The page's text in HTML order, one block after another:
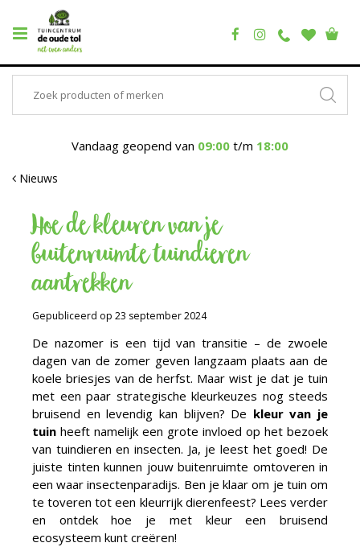
Vandaag geopend van 09:00 t/m 18:00
Nieuws
Hoe de kleuren van je
buitenruimte tuindieren
aantrekken
Gepubliceerd op 23 september 2024
De nazomer is een tijd van transitie – de zwoele
dagen van de zomer geven langzaam plaats aan de
koele briesjes van de herfst. Maar wist je dat je tuin
met een paar strategische kleurkeuzes nog steeds
bruisend en levendig kan blijven? De kleur van je
tuin heeft namelijk een grote invloed op het bezoek
van tuindieren en insecten. Ja, je leest het goed! De
juiste tinten kunnen jouw buitenruimte omtoveren in
een waar insectenparadijs. Ben je klaar om je tuin om
te toveren tot een kleurrijk dierenfeest? Lees verder
en ontdek hoe je met kleur een bruisend
ecosysteem kunt creëren!